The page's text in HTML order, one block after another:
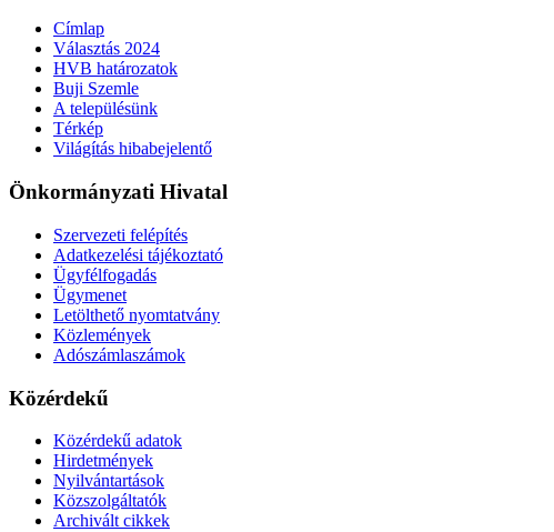
Címlap
Választás 2024
HVB határozatok
Buji Szemle
A településünk
Térkép
Világítás hibabejelentő
Önkormányzati Hivatal
Szervezeti felépítés
Adatkezelési tájékoztató
Ügyfélfogadás
Ügymenet
Letölthető nyomtatvány
Közlemények
Adószámlaszámok
Közérdekű
Közérdekű adatok
Hirdetmények
Nyilvántartások
Közszolgáltatók
Archivált cikkek